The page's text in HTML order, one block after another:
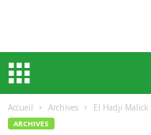
Accueil Archives El Hadji Malick
ARCHIVES